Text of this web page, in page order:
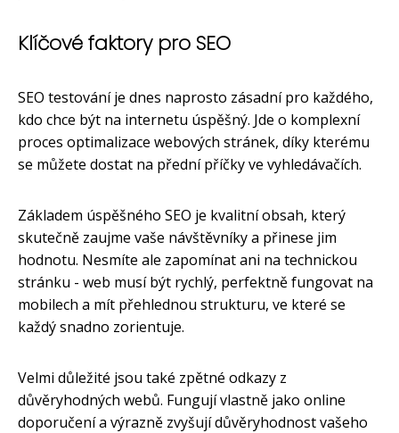
Klíčové faktory pro SEO
SEO testování je dnes naprosto zásadní pro každého,
kdo chce být na internetu úspěšný. Jde o komplexní
proces optimalizace webových stránek, díky kterému
se můžete dostat na přední příčky ve vyhledávačích.
Základem úspěšného SEO je kvalitní obsah, který
skutečně zaujme vaše návštěvníky a přinese jim
hodnotu. Nesmíte ale zapomínat ani na technickou
stránku - web musí být rychlý, perfektně fungovat na
mobilech a mít přehlednou strukturu, ve které se
každý snadno zorientuje.
Velmi důležité jsou také zpětné odkazy z
důvěryhodných webů. Fungují vlastně jako online
doporučení a výrazně zvyšují důvěryhodnost vašeho